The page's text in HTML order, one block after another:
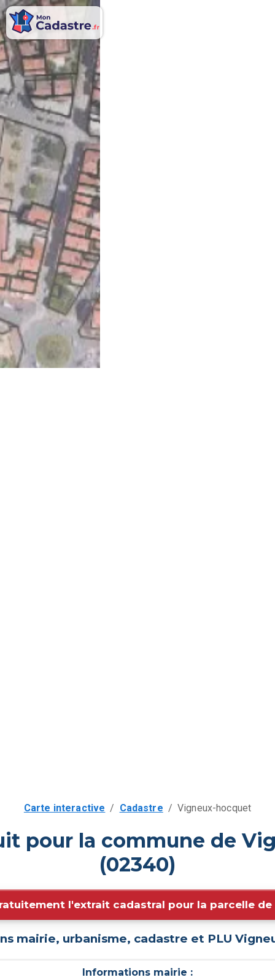
Carte interactive / Cadastre / Vigneux-hocquet
pour la commune de
(02340)
l'extrait cadastral pour la parcelle de
mairie, urbanisme, cadastre et PLU
Informations mairie :